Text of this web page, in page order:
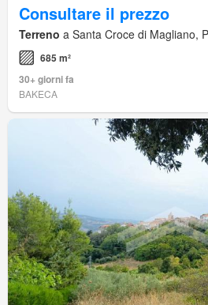
Consultare il prezzo
Terreno a Santa Croce di Magliano,
685 m²
30+ giorni fa
BAKECA